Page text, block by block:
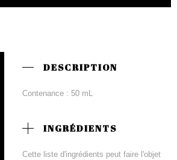
DESCRIPTION
Contenance : 50 mL
INGRÉDIENTS
Cette liste d'ingrédients peut faire l'objet